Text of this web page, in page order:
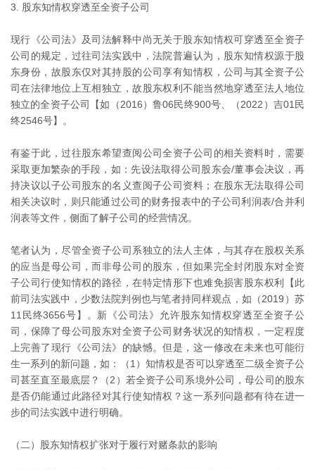
3. 股东知情权穿透至全资子公司
现行《公司法》及司法解释中尚无关于股东知情权可穿透至全资子
公司的规定，过往司法实践中，法院普遍认为，股东知情权源于股
东身份，故股东仅对其持股的公司享有知情权，公司与其全资子公
司在法律地位上互相独立，故股东权利不能当然地穿透至法人地位
独立的全资子公司【如（2016）鲁06民终900号、（2022）吉01民
终2546号】。
有鉴于此，过往股东希望查阅公司全资子公司的相关资料时，需要
采取更加繁杂的手段，如：先设法取得公司股东会/董事会决议，再
持决议以子公司股东的名义查阅子公司资料；在股东无法取得公司
相关决议时，则只能通过公司的财务报表中的子公司利润表/合并利
润表等文件，侧面了解子公司的经营情况。
笔者认为，尽管全资子公司系独立的法人主体，与其存在股权关系
的应当是母公司，而非母公司的股东，但如果完全封闭股东对全资
子公司行使知情权的路径，在特定情形下也难免损害股东权利【此
前司法实践中，少数法院判例也与笔者持同样观点，如（2019）苏
11民终3656号】。新《公司法》允许股东知情权穿透至全资子公
司，保障了母公司股东对全资子公司财务状况的知情权，一定程度
上完善了现行《公司法》的缺憾。但是，这一修改在未来也可能衍
生一系列的新问题，如：（1）知情权是否可以穿透至二级全资子公
司甚至直至最底层？（2）若全资子公司系境外公司，母公司的股东
是否仍能通过此路径对其行使知情权？这一系列问题都有待在进一
步的司法实践中进行明确。
（二）股东知情权扩张对于履行对赌条款的影响